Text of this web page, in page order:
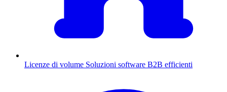
Licenze di volume Soluzioni software B2B efficienti